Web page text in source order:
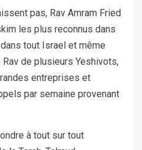
pas, Rav Amram Fried
les plus reconnus dans
tout Israel et même
de plusieurs Yeshivots,
entreprises et
par semaine provenant
à tout sur tout